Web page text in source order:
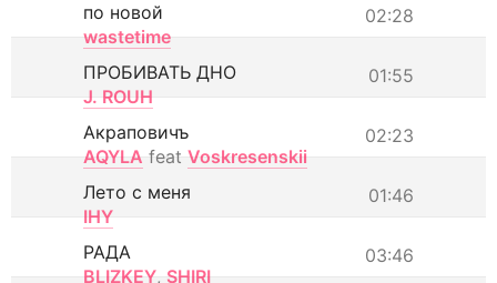
02:28
по новой
wastetime
01:55
ПРОБИВАТЬ ДНО
J. ROUH
02:23
Акраповичъ
AQYLA feat Voskresenskii
01:46
Лето с меня
IHY
03:46
РАДА
BLIZKEY, SHIRI